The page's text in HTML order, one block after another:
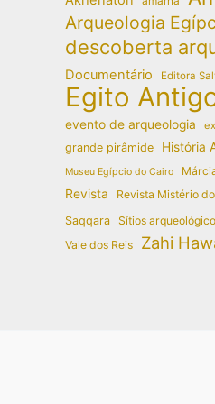
Arqueologia
descoberta
Documentário Editora
Egito
evento de arqueologia
grande pirâmide História
Museu Egípcio do Cairo
Revista Revista Mistério
Saqqara Sítios
Vale dos Reis Zahi